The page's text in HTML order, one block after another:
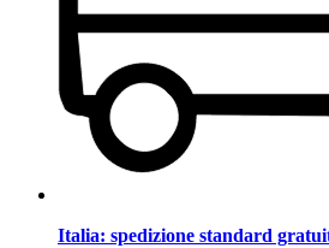
Italia: spedizione standard